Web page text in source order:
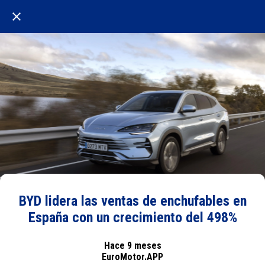
BYD lidera las ventas de enchufables en
España con un crecimiento del 498%
Hace 9 meses
EuroMotor.APP